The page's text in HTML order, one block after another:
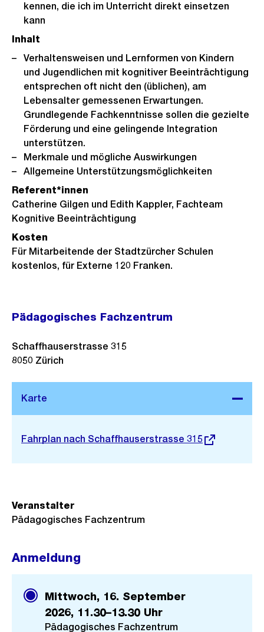
kennen, die ich im Unterricht direkt einsetzen
kann
Inhalt
Verhaltensweisen und Lernformen von Kindern
und Jugendlichen mit kognitiver Beeinträchtigung
entsprechen oft nicht den (üblichen), am
Lebensalter gemessenen Erwartungen.
Grundlegende Fachkenntnisse sollen die gezielte
Förderung und eine gelingende Integration
unterstützen.
Merkmale und mögliche Auswirkungen
Allgemeine Unterstützungsmöglichkeiten
Referent*innen
Catherine Gilgen und Edith Kappler, Fachteam
Kognitive Beeinträchtigung
Kosten
Für Mitarbeitende der Stadtzürcher Schulen
kostenlos, für Externe 120 Franken.
Pädagogisches Fachzentrum
Stadtplan 3D
Externer
Fahrplan nach Schaffhauserstrasse 315
Schaffhauserstrasse 315
8050 Zürich
Veranstalter
Pädagogisches Fachzentrum
Anmeldung
Mittwoch, 16. September
2026, 11.30–13.30 Uhr
Pädagogisches Fachzentrum